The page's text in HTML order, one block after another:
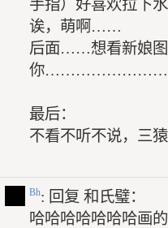
手指）好喜欢拉下
诶，萌啊……
后面……想看新娘
你……………………
最后：
不看不听不说，三
Bh: 回复 和氏璧：
哈哈哈哈哈哈哈画